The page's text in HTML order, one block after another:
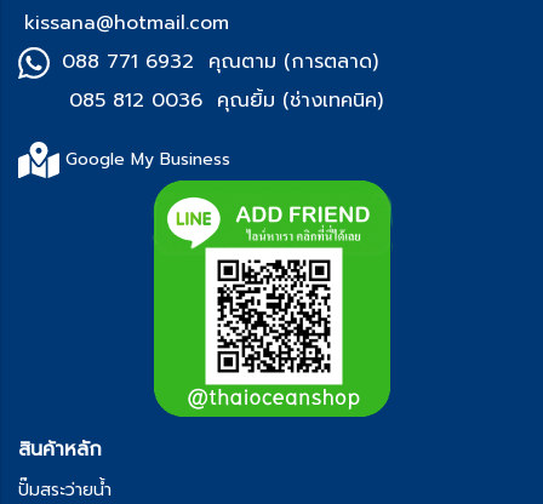
kissana@hotmail.com
088 771 6932 คุณตาม (การตลาด)
085 812 0036 คุณยิ้ม (ช่างเทคนิค)
Google My Business
สินค้าหลัก
ปั๊มสระว่ายน้ำ